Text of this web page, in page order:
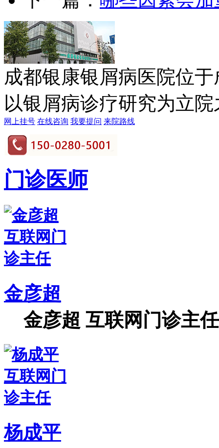
成都银康银屑病医院位
以银屑病诊疗研究为立院
网上挂号 在线咨询 我要提问 来院路线
门诊医师
金彦超
金彦超 互联网门诊主
杨成平